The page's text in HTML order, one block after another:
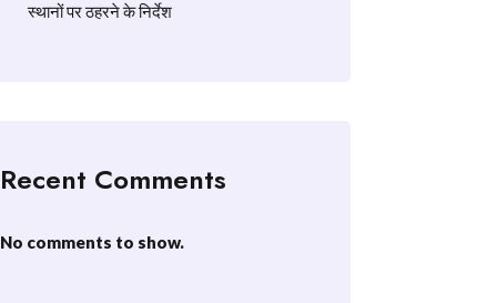
स्थानों पर ठहरने के निर्देश
Recent Comments
No comments to show.